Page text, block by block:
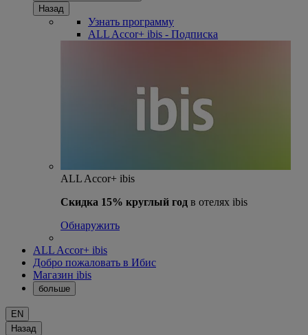
Назад
Узнать программу
ALL Accor+ ibis - Подписка
ALL Accor+ ibis
Скидка 15% круглый год в отелях ibis
Обнаружить
ALL Accor+ ibis
Добро пожаловать в Ибис
Магазин ibis
больше
EN
Назад